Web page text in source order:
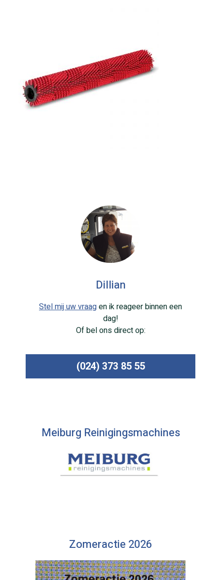
Dillian
Stel mij uw vraagen ik reageer binnen een
dag!
Of bel ons direct op:
(024) 373 85 55
Meiburg Reinigingsmachines
Zomeractie 2026